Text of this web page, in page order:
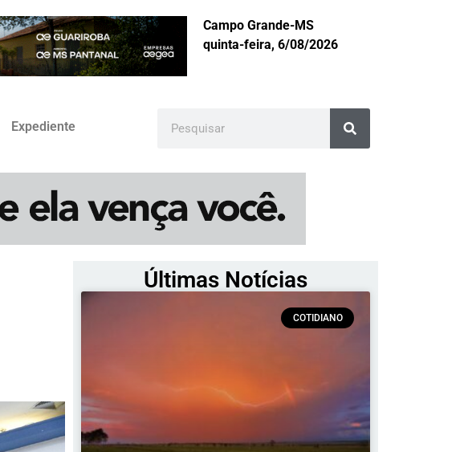
Campo Grande-MS
quinta-feira, 6/08/2026
Expediente
Últimas Notícias
COTIDIANO